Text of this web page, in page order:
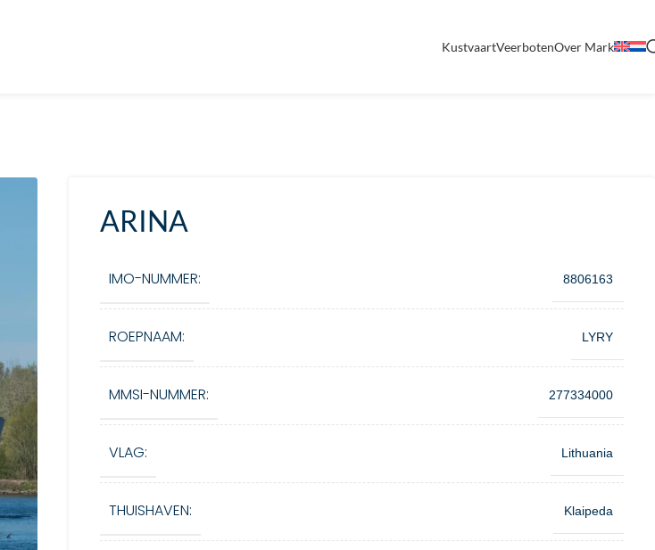
KustvaartVeerbotenOver Mark
ARINA
IMO-NUMMER: 8806163
ROEPNAAM: LYRY
MMSI-NUMMER: 277334000
VLAG: Lithuania
THUISHAVEN: Klaipeda